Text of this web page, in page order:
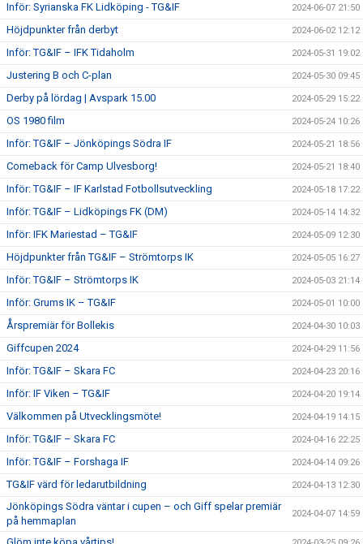
Inför: Syrianska FK Lidköping - TG&IF 2024-06-07 21:50
Höjdpunkter från derbyt 2024-06-02 12:12
Inför: TG&IF – IFK Tidaholm 2024-05-31 19:02
Justering B och C-plan 2024-05-30 09:45
Derby på lördag | Avspark 15.00 2024-05-29 15:22
OS 1980 film 2024-05-24 10:26
Inför: TG&IF – Jönköpings Södra IF 2024-05-21 18:56
Comeback för Camp Ulvesborg! 2024-05-21 18:40
Inför: TG&IF – IF Karlstad Fotbollsutveckling 2024-05-18 17:22
Inför: TG&IF – Lidköpings FK (DM) 2024-05-14 14:32
Inför: IFK Mariestad – TG&IF 2024-05-09 12:30
Höjdpunkter från TG&IF – Strömtorps IK 2024-05-05 16:27
Inför: TG&IF – Strömtorps IK 2024-05-03 21:14
Inför: Grums IK – TG&IF 2024-05-01 10:00
Årspremiär för Bollekis 2024-04-30 10:03
Giffcupen 2024 2024-04-29 11:56
Inför: TG&IF – Skara FC 2024-04-23 20:16
Inför: IF Viken – TG&IF 2024-04-20 19:14
Välkommen på Utvecklingsmöte! 2024-04-19 14:15
Inför: TG&IF – Skara FC 2024-04-16 22:25
Inför: TG&IF – Forshaga IF 2024-04-14 09:26
TG&IF värd för ledarutbildning 2024-04-13 12:30
Jönköpings Södra väntar i cupen – och Giff spelar premiär
på hemmaplan
2024-04-07 14:59